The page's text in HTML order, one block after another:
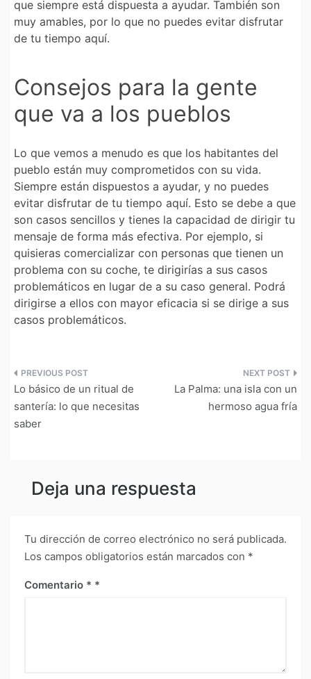
que siempre está dispuesta a ayudar. También son
muy amables, por lo que no puedes evitar disfrutar
de tu tiempo aquí.
Consejos para la gente
que va a los pueblos
Lo que vemos a menudo es que los habitantes del
pueblo están muy comprometidos con su vida.
Siempre están dispuestos a ayudar, y no puedes
evitar disfrutar de tu tiempo aquí. Esto se debe a que
son casos sencillos y tienes la capacidad de dirigir tu
mensaje de forma más efectiva. Por ejemplo, si
quisieras comercializar con personas que tienen un
problema con su coche, te dirigirías a sus casos
problemáticos en lugar de a su caso general. Podrá
dirigirse a ellos con mayor eficacia si se dirige a sus
casos problemáticos.
Navegación
de
entradas
Lo básico de un ritual de
santería: lo que necesitas
saber
La Palma: una isla con un
hermoso agua fría
Deja una respuesta
Tu dirección de correo electrónico no será publicada.
Los campos obligatorios están marcados con *
Comentario *